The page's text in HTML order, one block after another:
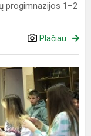
progimnazijos 1–2
Plačiau